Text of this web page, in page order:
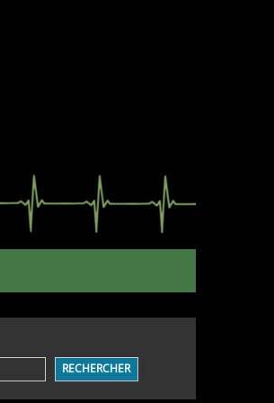
RECHERCHER